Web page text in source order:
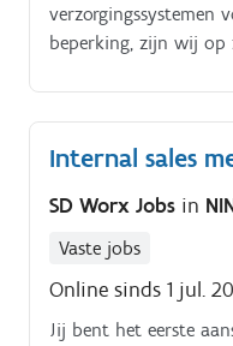
verzorgingssystemen
beperking, zijn wij op
je verantwoordelijk
takenpakket:Voor
administratie en
Internal sales
SD Worx Jobs in
Vaste jobs
Online sinds 1 jul.
Jij bent het eerste